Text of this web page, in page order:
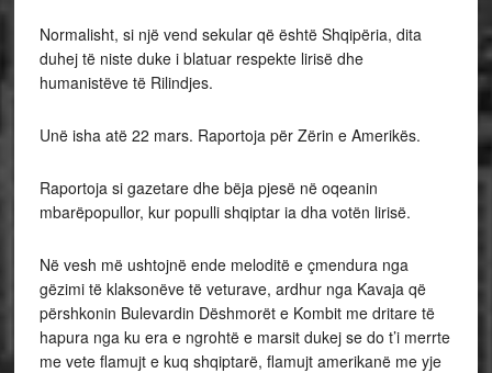
Normalisht, si një vend sekular që është Shqipëria, dita
duhej të niste duke i blatuar respekte lirisë dhe
humanistëve të Rilindjes.
Unë isha atë 22 mars. Raportoja për Zërin e Amerikës.
Raportoja si gazetare dhe bëja pjesë në oqeanin
mbarëpopullor, kur populli shqiptar ia dha votën lirisë.
Në vesh më ushtojnë ende meloditë e çmendura nga
gëzimi të klaksonëve të veturave, ardhur nga Kavaja që
përshkonin Bulevardin Dëshmorët e Kombit me dritare të
hapura nga ku era e ngrohtë e marsit dukej se do t’i merrte
me vete flamujt e kuq shqiptarë, flamujt amerikanë me yje